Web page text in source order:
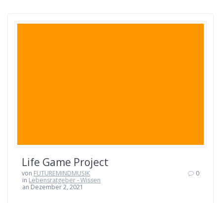
Life Game Project
von FUTUREMINDMUSIK
in Lebensratgeber - Wissen
an Dezember 2, 2021
0